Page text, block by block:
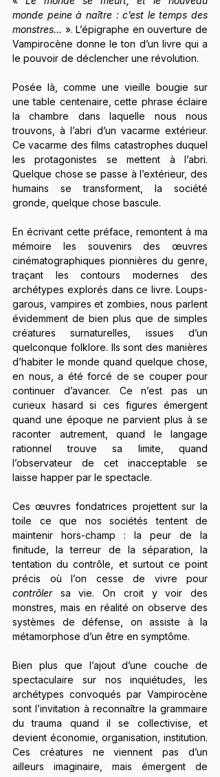
monde peine à naître : c’est le temps des
monstres… ». L’épigraphe en ouverture de
Vampirocène donne le ton d’un livre qui a
le pouvoir de déclencher une révolution.
Posée là, comme une vieille bougie sur
une table centenaire, cette phrase éclaire
la chambre dans laquelle nous nous
trouvons, à l’abri d’un vacarme extérieur.
Ce vacarme des films catastrophes duquel
les protagonistes se mettent à l’abri.
Quelque chose se passe à l’extérieur, des
humains se transforment, la société
gronde, quelque chose bascule.
En écrivant cette préface, remontent à ma
mémoire les souvenirs des œuvres
cinématographiques pionnières du genre,
traçant les contours modernes des
archétypes explorés dans ce livre. Loups-
garous, vampires et zombies, nous parlent
évidemment de bien plus que de simples
créatures surnaturelles, issues d’un
quelconque folklore. Ils sont des manières
d’habiter le monde quand quelque chose,
en nous, a été forcé de se couper pour
continuer d’avancer. Ce n’est pas un
curieux hasard si ces figures émergent
quand une époque ne parvient plus à se
raconter autrement, quand le langage
rationnel trouve sa limite, quand
l’observateur de cet inacceptable se
laisse happer par le spectacle.
Ces œuvres fondatrices projettent sur la
toile ce que nos sociétés tentent de
maintenir hors-champ : la peur de la
finitude, la terreur de la séparation, la
tentation du contrôle, et surtout ce point
contrôler sa vie. On croit y voir des
monstres, mais en réalité on observe des
systèmes de défense, on assiste à la
métamorphose d’un être en symptôme.
Bien plus que l’ajout d’une couche de
spectaculaire sur nos inquiétudes, les
archétypes convoqués par Vampirocène
sont l’invitation à reconnaître la grammaire
du trauma quand il se collectivise, et
devient économie, organisation, institution.
Ces créatures ne viennent pas d’un
ailleurs imaginaire, mais émergent de